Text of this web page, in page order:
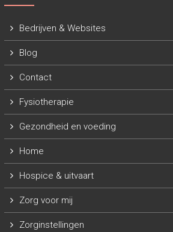
Bedrijven & Websites
Blog
Contact
Fysiotherapie
Gezondheid en voeding
Home
Hospice & uitvaart
Zorg voor mij
Zorginstellingen